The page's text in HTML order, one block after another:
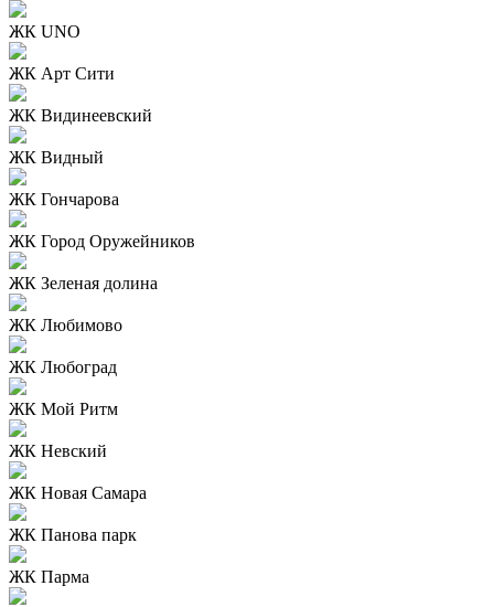
ЖК UNO
ЖК Арт Сити
ЖК Видинеевский
ЖК Видный
ЖК Гончарова
ЖК Город Оружейников
ЖК Зеленая долина
ЖК Любимово
ЖК Любоград
ЖК Мой Ритм
ЖК Невский
ЖК Новая Самара
ЖК Панова парк
ЖК Парма